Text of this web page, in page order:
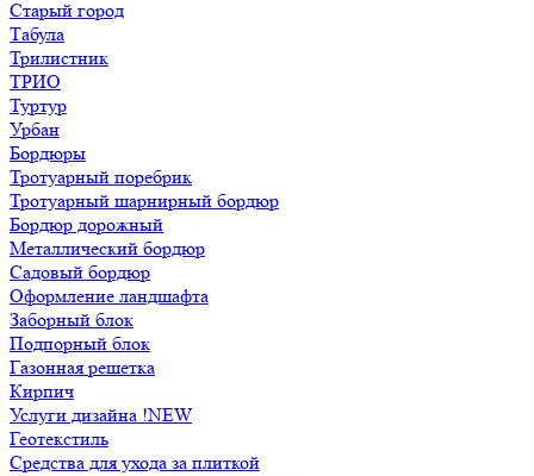
Старый город
Табула
Трилистник
ТРИО
Туртур
Урбан
Бордюры
Тротуарный поребрик
Тротуарный шарнирный бордюр
Бордюр дорожный
Металлический бордюр
Садовый бордюр
Оформление ландшафта
Заборный блок
Подпорный блок
Газонная решетка
Кирпич
Услуги дизайна !NEW
Геотекстиль
Средства для ухода за плиткой